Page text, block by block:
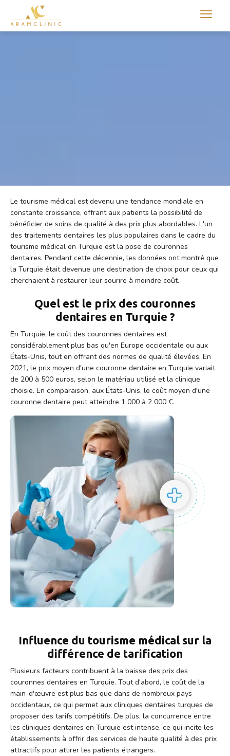
Aram international
Le tourisme médical est devenu une tendance mondiale en
constante croissance, offrant aux patients la possibilité de
bénéficier de soins de qualité à des prix plus abordables. L'un
des traitements dentaires les plus populaires dans le cadre du
tourisme médical en Turquie est la pose de couronnes
dentaires. Pendant cette décennie, les données ont montré que
la Turquie était devenue une destination de choix pour ceux qui
cherchaient à restaurer leur sourire à moindre coût.
Quel est le prix des couronnes
dentaires en Turquie ?
En Turquie, le coût des couronnes dentaires est
considérablement plus bas qu'en Europe occidentale ou aux
États-Unis, tout en offrant des normes de qualité élevées. En
2021, le prix moyen d'une couronne dentaire en Turquie variait
de 200 à 500 euros, selon le matériau utilisé et la clinique
choisie. En comparaison, aux États-Unis, le coût moyen d'une
couronne dentaire peut atteindre 1 000 à 2 000 €.
Influence du tourisme médical sur la
différence de tarification
Plusieurs facteurs contribuent à la baisse des prix des
couronnes dentaires en Turquie. Tout d'abord, le coût de la
main-d'œuvre est plus bas que dans de nombreux pays
occidentaux, ce qui permet aux cliniques dentaires turques de
proposer des tarifs compétitifs. De plus, la concurrence entre
les cliniques dentaires en Turquie est intense, ce qui incite les
établissements à offrir des services de haute qualité à des prix
attractifs pour attirer les patients étrangers.